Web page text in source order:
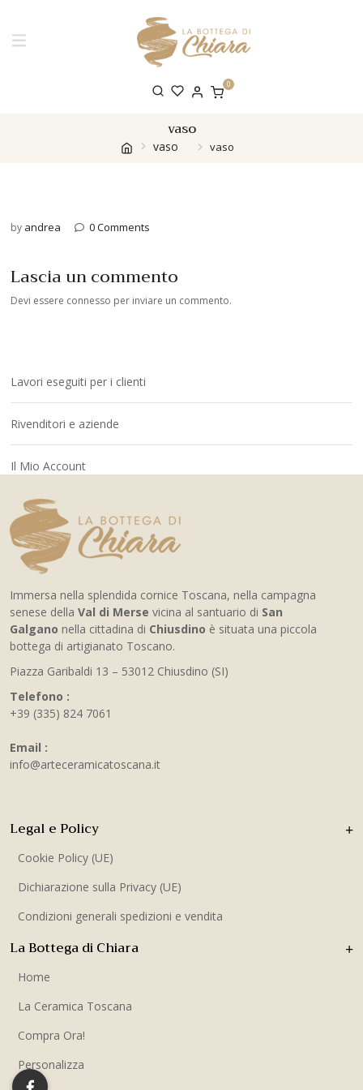
0
vaso
vaso vaso
by andrea 0 Comments
Lascia un commento
Devi essere connesso per inviare un commento.
Lavori eseguiti per i clienti
Rivenditori e aziende
Il Mio Account
Immersa nella splendida cornice Toscana, nella campagna
senese della Val di Merse vicina al santuario di San
Galgano nella cittadina di Chiusdino è situata una piccola
bottega di artigianato Toscano.
Piazza Garibaldi 13 – 53012 Chiusdino (SI)
Telefono :
+39 (335) 824 7061
Email :
info@arteceramicatoscana.it
La Bottega di Chiara
Home
La Ceramica Toscana
Compra Ora!
Personalizza
Legal e Policy
Cookie Policy (UE)
Dichiarazione sulla Privacy (UE)
Condizioni generali spedizioni e vendita